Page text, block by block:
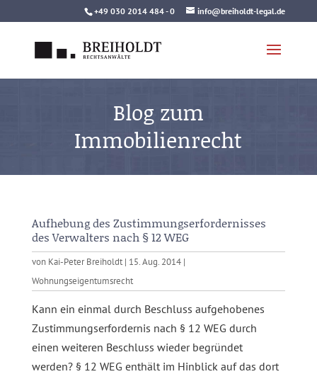
to
+49 030 2014 484 - 0 info@breiholdt-legal.de
Blog zum
Immobilienrecht
Aufhebung des Zustimmungserfordernisses
des Verwalters nach § 12 WEG
von Kai-Peter Breiholdt| 15. Aug. 2014|
Wohnungseigentumsrecht
Kann ein einmal durch Beschluss aufgehobenes
Zustimmungserfordernis nach § 12 WEG durch
einen weiteren Beschluss wieder begründet
werden? § 12 WEG enthält im Hinblick auf das dort